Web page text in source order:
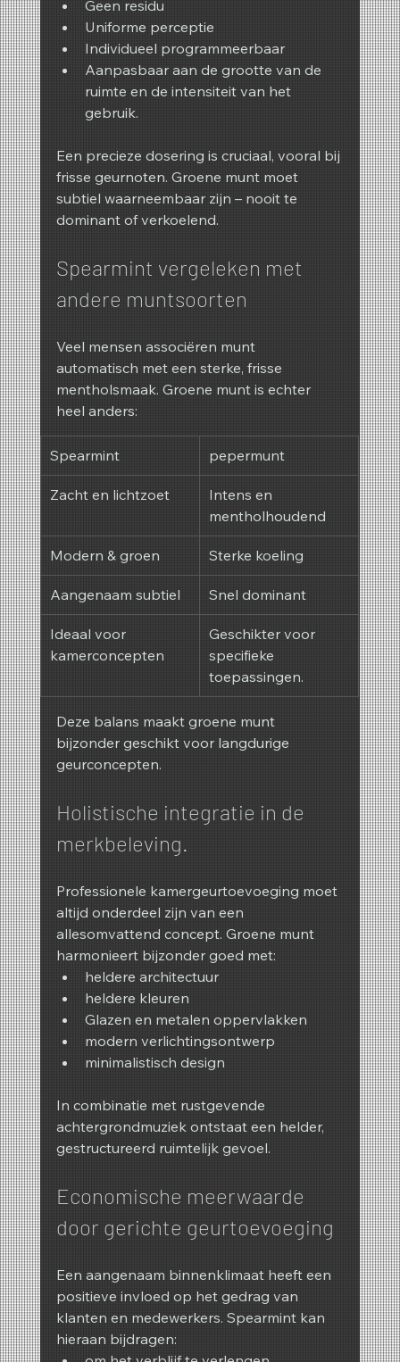
Geen residu
Uniforme perceptie
Individueel programmeerbaar
Aanpasbaar aan de grootte van de
ruimte en de intensiteit van het
gebruik.
Een precieze dosering is cruciaal, vooral bij
frisse geurnoten. Groene munt moet
subtiel waarneembaar zijn – nooit te
dominant of verkoelend.
Spearmint vergeleken met
andere muntsoorten
Veel mensen associëren munt
automatisch met een sterke, frisse
mentholsmaak. Groene munt is echter
heel anders:
Spearmint pepermunt
Zacht en lichtzoet
Intens en
mentholhoudend
Modern & groen Sterke koeling
Aangenaam subtiel Snel dominant
Ideaal voor
kamerconcepten
Geschikter voor
specifieke
toepassingen.
Deze balans maakt groene munt
bijzonder geschikt voor langdurige
geurconcepten.
Holistische integratie in de
merkbeleving.
Professionele kamergeurtoevoeging moet
altijd onderdeel zijn van een
allesomvattend concept. Groene munt
harmonieert bijzonder goed met:
heldere architectuur
heldere kleuren
Glazen en metalen oppervlakken
modern verlichtingsontwerp
minimalistisch design
In combinatie met rustgevende
achtergrondmuziek ontstaat een helder,
gestructureerd ruimtelijk gevoel.
Economische meerwaarde
door gerichte geurtoevoeging
Een aangenaam binnenklimaat heeft een
positieve invloed op het gedrag van
klanten en medewerkers. Spearmint kan
hieraan bijdragen: